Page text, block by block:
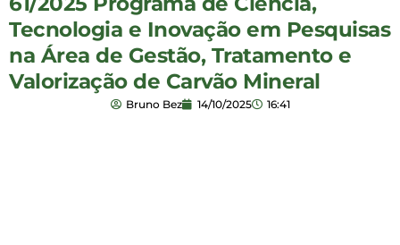
Tecnologia e Inovação em Pesquisas
na Área de Gestão, Tratamento e
Valorização de Carvão Mineral
Bruno Bez 14/10/2025 16:41